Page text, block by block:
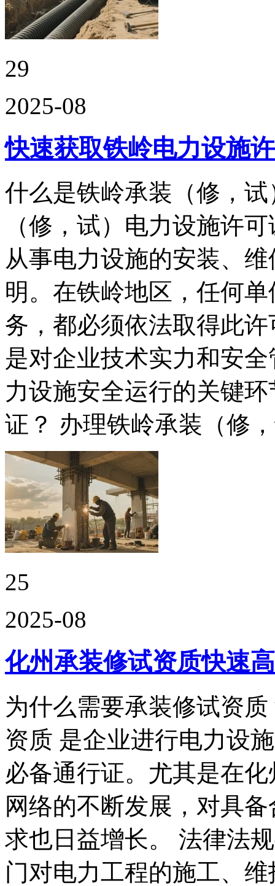
29
2025-08
快速获取铁岭电力设施
什么是铁岭承装（修，
（修，试）电力设施许
从事电力设施的安装、
明。在铁岭地区，任何
务，都必须依法取得此
是对企业技术实力和安
力设施安全运行的关键
证？ 办理铁岭承装（修
25
2025-08
化州承装修试资质快速
为什么需要承装修试资
资质 是企业进行电力设
必备通行证。尤其是在
网络的不断发展，对具
求也日益增长。 法律法
门对电力工程的施工、